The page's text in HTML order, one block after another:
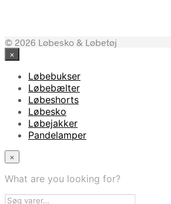
© 2026 Løbesko & Løbetøj
×
Løbebukser
Løbebælter
Løbeshorts
Løbesko
Løbejakker
Pandelamper
×
What are you looking for?